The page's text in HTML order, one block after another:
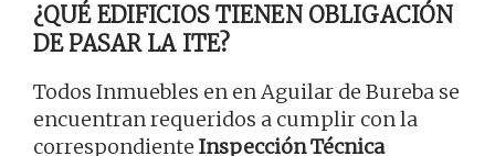
¿QUÉ EDIFICIOS TIENEN OBLIGACIÓN
DE PASAR LA ITE?
Todos Inmuebles en en Aguilar de Bureba se
encuentran requeridos a cumplir con la
correspondiente Inspección Técnica